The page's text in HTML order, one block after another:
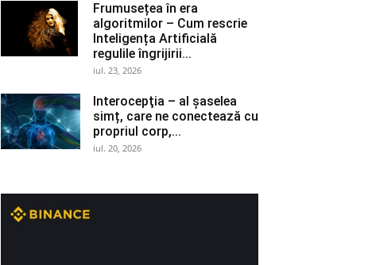
Frumusețea în era
algoritmilor – Cum rescrie
Inteligența Artificială
regulile îngrijirii...
iul. 23, 2026
Interocepţia – al șaselea
simț, care ne conectează cu
propriul corp,...
iul. 20, 2026